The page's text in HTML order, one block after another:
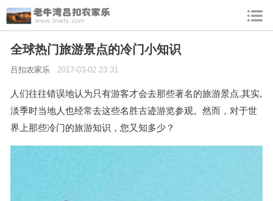
全球热门旅游景点的冷门小知识
吕扣农家乐 2017-03-02 23:31
人们往往错误地认为只有游客才会去那些著名的旅游景点.其实,
淡季时当地人也经常去这些名胜古迹游览参观。然而，对于世
界上那些冷门的旅游知识，您又知多少？